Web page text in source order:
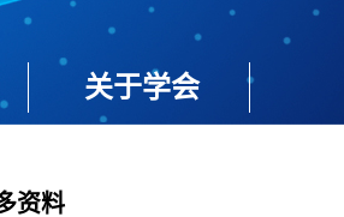
关于学会
资料